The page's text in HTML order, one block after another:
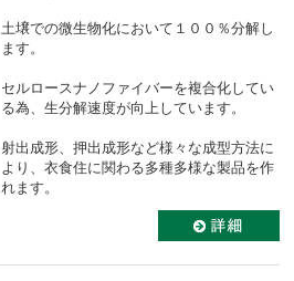
土壌での微生物化において１００％分解し
ます。
セルロースナノファイバーを複合化してい
る為、生分解速度が向上しています。
射出成形、押出成形など様々な成型方法に
より、衣食住に関わる多種多様な製品を作
れます。